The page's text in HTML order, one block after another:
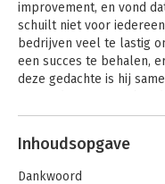
improvement, en vond
schuilt niet voor
bedrijven veel te lastig
een succes te behalen,
deze gedachte is hij
te maken dat
Inhoudsopgave
Dankwoord